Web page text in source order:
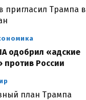
пригласил Трампа в
одобрил «адские
против России
план Трампа